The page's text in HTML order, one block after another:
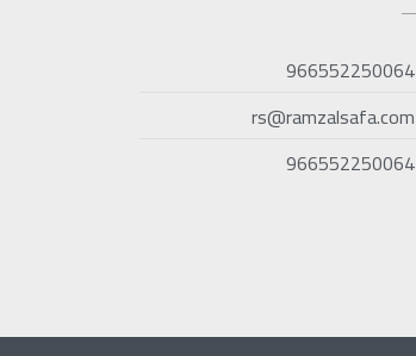
966552250064
rs@ramzalsafa.com
966552250064